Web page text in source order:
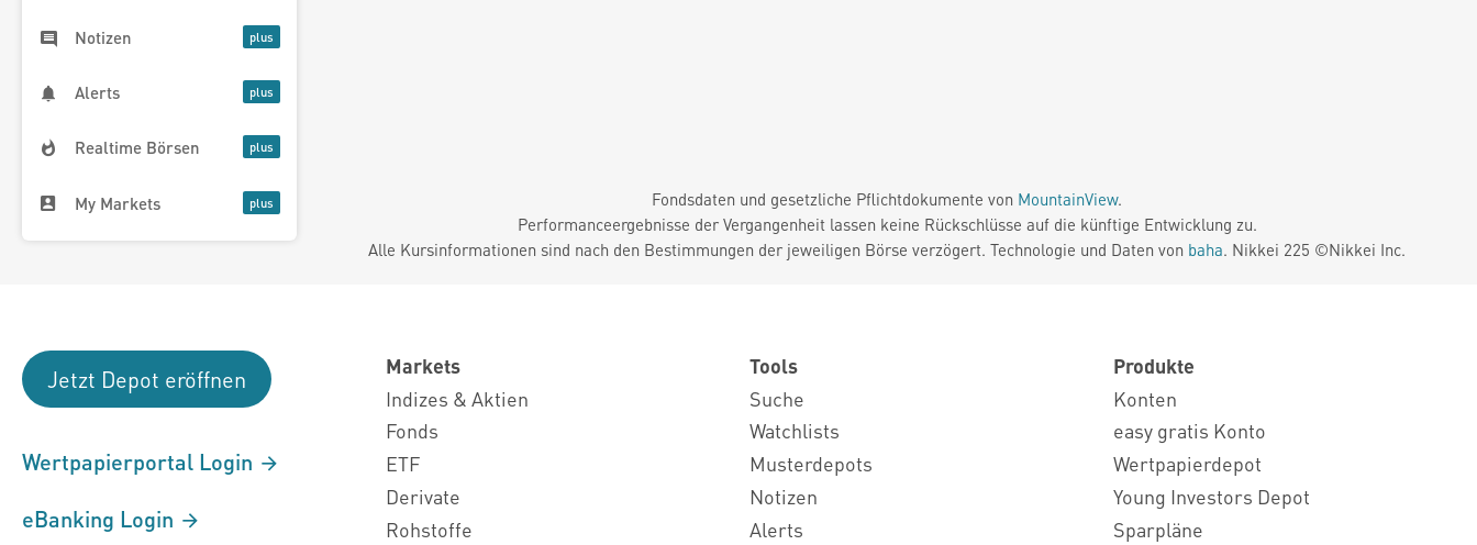
Notizen
Alerts
Realtime Börsen
My Markets Fondsdaten und gesetzliche Pflichtdokumente von MountainView.
Performanceergebnisse der Vergangenheit lassen keine Rückschlüsse auf die künftige Entwicklung zu.
Alle Kursinformationen sind nach den Bestimmungen der jeweiligen Börse verzögert. Technologie und Daten von baha. Nikkei 225 ©Nikkei Inc.
Jetzt Depot eröffnen
Wertpapierportal Login
eBanking Login
Markets
Indizes & Aktien
Fonds
ETF
Derivate
Rohstoffe
Tools
Suche
Watchlists
Musterdepots
Notizen
Alerts
Produkte
Konten
easy gratis Konto
Wertpapierdepot
Young Investors Depot
Sparpläne